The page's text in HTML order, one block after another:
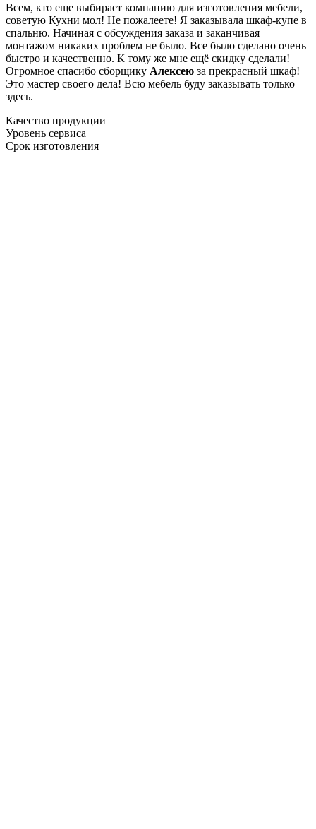
Всем, кто еще выбирает компанию для изготовления мебели,
советую Кухни мол! Не пожалеете! Я заказывала шкаф-купе в
спальню. Начиная с обсуждения заказа и заканчивая
монтажом никаких проблем не было. Все было сделано очень
быстро и качественно. К тому же мне ещё скидку сделали!
Огромное спасибо сборщику Алексею за прекрасный шкаф!
Это мастер своего дела! Всю мебель буду заказывать только
здесь.
Качество продукции
Уровень сервиса
Срок изготовления